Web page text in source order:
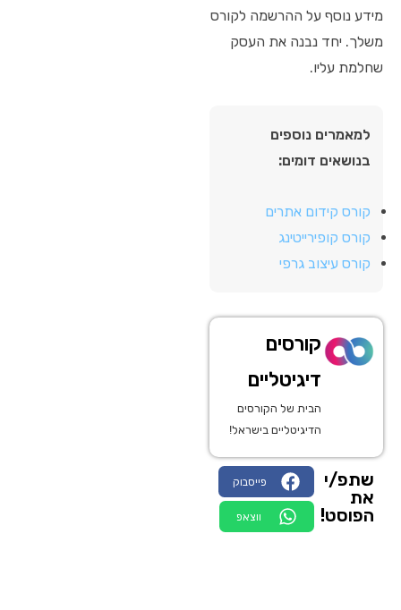
מידע נוסף על ההרשמה לקורס
משלך. יחד נבנה את העסק
שחלמת עליו.
למאמרים נוספים
בנושאים דומים:
קורס קידום אתרים
קורס קופירייטינג
קורס עיצוב גרפי
קורסים
דיגיטליים
הבית של הקורסים
הדיגיטליים בישראל!
שתפ/י
את
הפוסט!
פייסבוק
ווצאפ